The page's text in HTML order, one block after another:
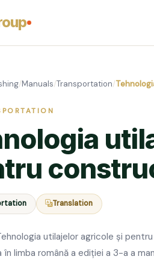
/Manuals/Transportation/
Translation
utilajelor agricole și
limba română a ediției a 3-a a